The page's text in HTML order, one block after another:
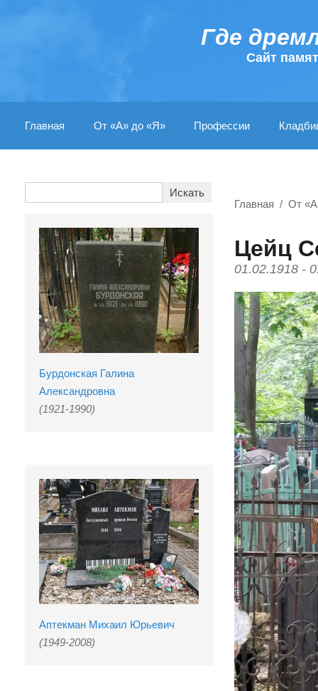
Где
Cайт
Главная От «А» до «Я» Профессии
Бурдонская Галина
Александровна
(1921-1990)
Аптекман Михаил Юрьевич
(1949-2008)
Главная От
Цейц
01.02.1918 -